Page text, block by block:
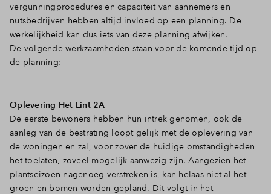
vergunningprocedures en capaciteit van aannemers en
nutsbedrijven hebben altijd invloed op een planning. De
werkelijkheid kan dus iets van deze planning afwijken.
De volgende werkzaamheden staan voor de komende tijd op
de planning:
Oplevering Het Lint 2A
De eerste bewoners hebben hun intrek genomen, ook de
aanleg van de bestrating loopt gelijk met de oplevering van
de woningen en zal, voor zover de huidige omstandigheden
het toelaten, zoveel mogelijk aanwezig zijn. Aangezien het
plantseizoen nagenoeg verstreken is, kan helaas niet al het
groen en bomen worden gepland. Dit volgt in het